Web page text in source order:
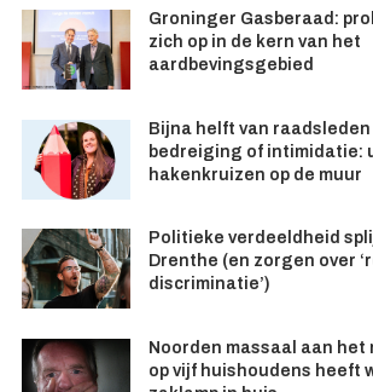
Groninger Gasberaad:
zich op in de kern van het
aardbevingsgebied
Bijna helft van
bedreiging of intimidatie:
hakenkruizen op de muur
Politieke verdeeldheid
Drenthe (en zorgen over
discriminatie’)
Noorden massaal aan het
op vijf huishoudens heeft